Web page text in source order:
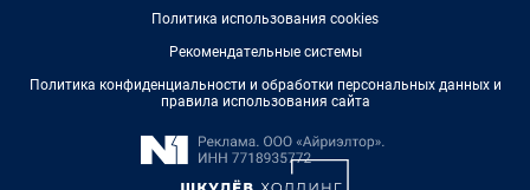
Политика использования cookies
Рекомендательные системы
Политика конфиденциальности и обработки персональных данных и
правила использования сайта